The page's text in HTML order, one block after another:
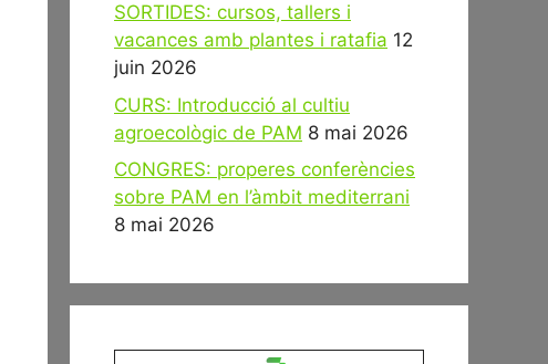
SORTIDES: cursos, tallers i
vacances amb plantes i ratafia 12
juin 2026
CURS: Introducció al cultiu
agroecològic de PAM 8 mai 2026
CONGRES: properes conferències
sobre PAM en l’àmbit mediterrani
8 mai 2026